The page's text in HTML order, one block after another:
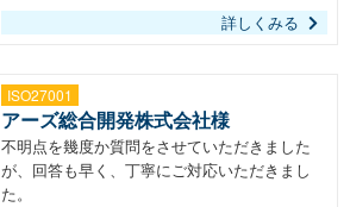
詳しくみる
ISO27001
アーズ総合開発株式会社様
不明点を幾度か質問をさせていただきました
が、回答も早く、丁寧にご対応いただきまし
た。